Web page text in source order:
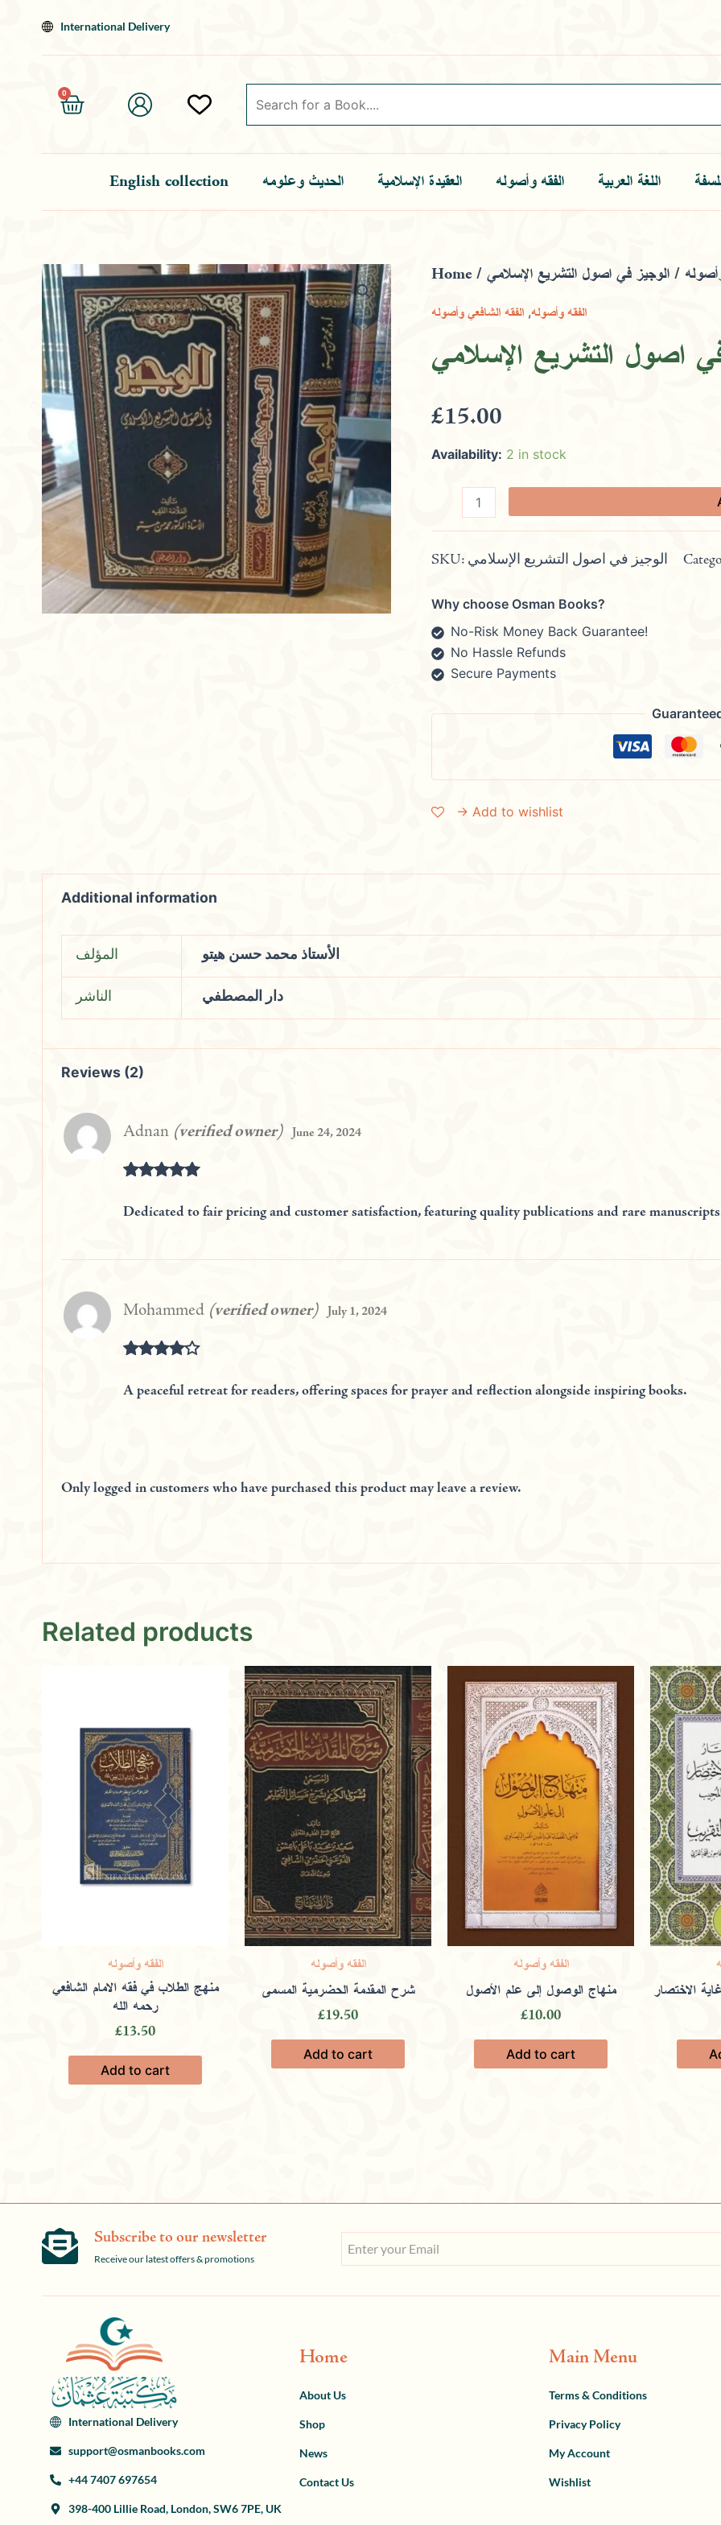
content
International Delivery
0
Cart
English collection الحديث وعلومه العقيدة الإسلامية الفقه وأصوله اللغة العربية
Home/ / الوجيز في اصول التشريع الإسلامي
الفقه وأصوله,الفقه الشافعي وأصوله
اصول التشريع الإسلامي
£15.00
Availability: 2 in stock
الوجيز
اصول
الإسلامي
quantity
SKU: الوجيز في اصول التشريع الإسلامي
Why choose Osman Books?
No-Risk Money Back Guarantee!
No Hassle Refunds
Secure Payments
→ Add to wishlist
Additional information
المؤلف الأستاذ محمد حسن هيتو
الناشر دار المصطفي
Reviews (2)
out of 5
Adnan (verified owner) June 24, 2024
Dedicated to fair pricing and customer satisfaction, featuring quality publications and rare
out of 5
Mohammed (verified owner) July 1, 2024
A peaceful retreat for readers, offering spaces for prayer and reflection alongside inspiring books.
Only logged in customers who have purchased this product may leave a review.
Related products
الفقه وأصوله
منهج الطلاب في فقه الامام الشافعي
رحمه الله
£13.50
Add to cart
الفقه وأصوله
شرح المقدمة الحضرمية المسمى
£19.50
Add to cart
الفقه وأصوله
منهاج الوصول إلى علم الأصول
£10.00
Add to cart
الاختصار
Subscribe to our newsletter
Receive our latest offers & promotions
International Delivery
support@osmanbooks.com
+44 7407 697654
398-400 Lillie Road, London, SW6 7PE, UK
Home
About Us
Shop
News
Contact Us
Main Menu
Terms & Conditions
Privacy Policy
My Account
Wishlist